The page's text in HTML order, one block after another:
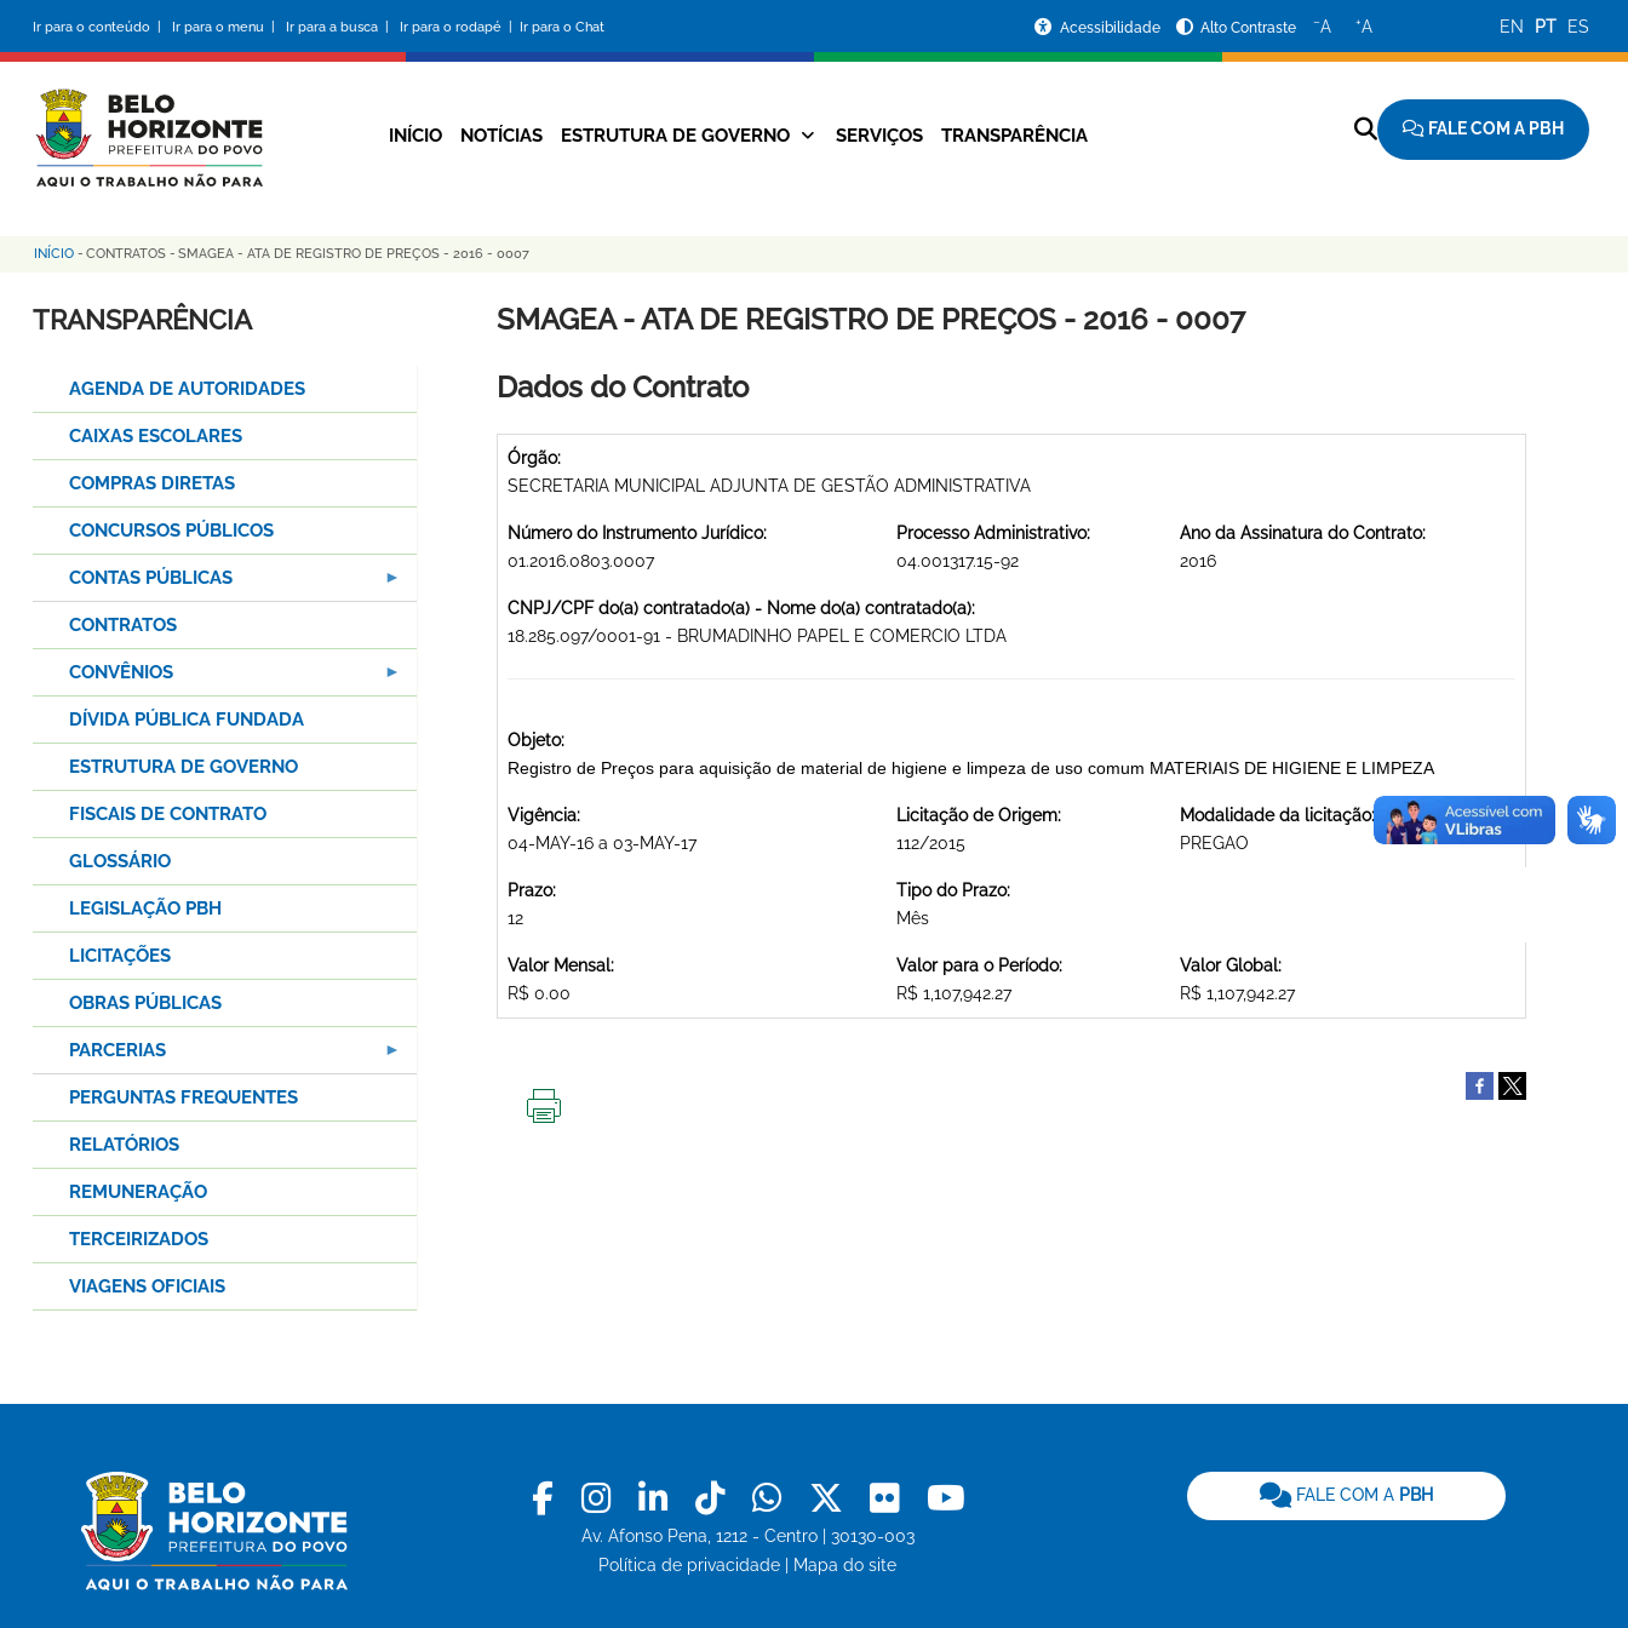
conteúdo
principal
Ir para o conteúdo | Ir para o menu | Ir para a busca | Ir para o rodapé | Ir para o Chat
da
Prefeitura
Acessibilidade Alto Contraste −A +A EN PT ES
Navegação
INÍCIO NOTÍCIAS ESTRUTURA DE GOVERNO SERVIÇOS TRANSPARÊNCIA FALE COM A PBH
Trilha
de
INÍCIO - CONTRATOS - SMAGEA - ATA DE REGISTRO DE PREÇOS - 2016 - 0007
SMAGEA - ATA DE REGISTRO DE PREÇOS - 2016 - 0007
Dados do Contrato
Órgão:
SECRETARIA MUNICIPAL ADJUNTA DE GESTÃO ADMINISTRATIVA
Número do Instrumento Jurídico:
01.2016.0803.0007
Processo Administrativo:
04.001317.15-92
Ano da Assinatura do Contrato:
2016
CNPJ/CPF do(a) contratado(a) - Nome do(a) contratado(a):
18.285.097/0001-91 - BRUMADINHO PAPEL E COMERCIO LTDA
Objeto:
Registro de Preços para aquisição de material de higiene e limpeza de uso comum MATERIAIS DE HIGIENE E LIMPEZA
Vigência:
04-MAY-16 a 03-MAY-17
Licitação de Origem:
112/2015
Modalidade da licitação:
PREGAO
Prazo:
12
Tipo do Prazo:
Mês
Valor Mensal:
R$ 0.00
Valor para o Período:
R$ 1,107,942.27
Valor Global:
R$ 1,107,942.27
TRANSPARÊNCIA
AGENDA DE AUTORIDADES
CAIXAS ESCOLARES
COMPRAS DIRETAS
CONCURSOS PÚBLICOS
CONTAS PÚBLICAS
CONTRATOS
CONVÊNIOS
DÍVIDA PÚBLICA FUNDADA
ESTRUTURA DE GOVERNO
FISCAIS DE CONTRATO
GLOSSÁRIO
LEGISLAÇÃO PBH
LICITAÇÕES
OBRAS PÚBLICAS
PARCERIAS
PERGUNTAS FREQUENTES
RELATÓRIOS
REMUNERAÇÃO
TERCEIRIZADOS
VIAGENS OFICIAIS
Facebook
Instagram
LinkedinTiktokWhatsapp
X Flickr
Av. Afonso Pena, 1212 - Centro | 30130-003
Política de privacidade
Mapa do site
FALE COM A PBH